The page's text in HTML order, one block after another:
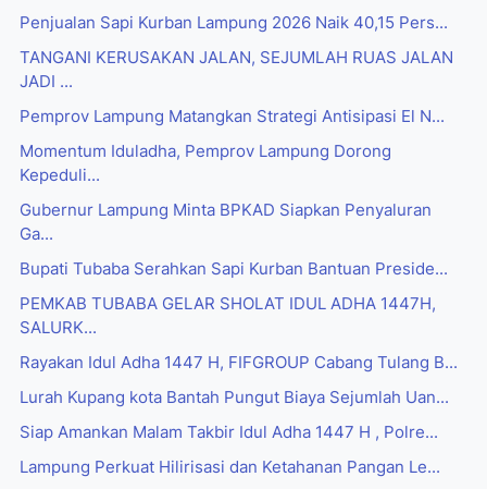
Penjualan Sapi Kurban Lampung 2026 Naik 40,15 Pers...
TANGANI KERUSAKAN JALAN, SEJUMLAH RUAS JALAN
JADI ...
Pemprov Lampung Matangkan Strategi Antisipasi El N...
Momentum Iduladha, Pemprov Lampung Dorong
Kepeduli...
Gubernur Lampung Minta BPKAD Siapkan Penyaluran
Ga...
Bupati Tubaba Serahkan Sapi Kurban Bantuan Preside...
PEMKAB TUBABA GELAR SHOLAT IDUL ADHA 1447H,
SALURK...
Rayakan Idul Adha 1447 H, FIFGROUP Cabang Tulang B...
Lurah Kupang kota Bantah Pungut Biaya Sejumlah Uan...
Siap Amankan Malam Takbir Idul Adha 1447 H , Polre...
Lampung Perkuat Hilirisasi dan Ketahanan Pangan Le...